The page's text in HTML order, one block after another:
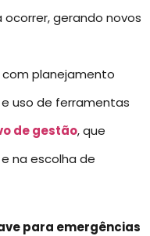
gerando novos
com planejamento
uso de ferramentas
de gestão, que
na escolha de
para emergências